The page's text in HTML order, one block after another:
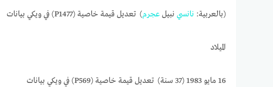
(بالعربية: نانسي نبيل عجرم
الميلاد
16 مايو 1983 (37 سنة) تعديل قيمة خاصية (P569) في ويكي بيانات